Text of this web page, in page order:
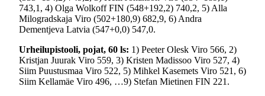
743,1, 4) Olga Wolkoff FIN (548+192,2) 740,2, 5) Alla
Milogradskaja Viro (502+180,9) 682,9, 6) Andra
Dementjeva Latvia (547+0,0) 547,0.
Urheilupistooli, pojat, 60 ls: 1) Peeter Olesk Viro 566, 2)
Kristjan Juurak Viro 559, 3) Kristen Madissoo Viro 527, 4)
Siim Puustusmaa Viro 522, 5) Mihkel Kasemets Viro 521, 6)
Siim Kellamäe Viro 496, …9) Stefan Mietinen FIN 221.